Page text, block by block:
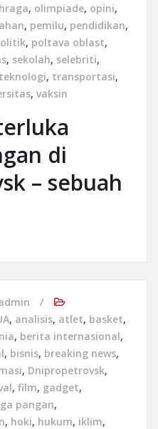
, olimpiade, opini,
, pemilu, pendidikan,
, poltava oblast,
, sekolah, selebriti,
teknologi, transportasi,
, vaksin
di
– sebuah
, analisis, atlet, basket,
, berita internasional,
, bisnis, breaking news,
, Dnipropetrovsk,
, film, gadget,
pangan,
, hoki, hukum, iklim,